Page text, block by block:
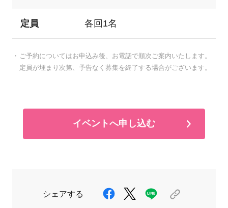
定員 各回1名
ご予約についてはお申込み後、お電話で順次ご案内いたします。
定員が埋まり次第、予告なく募集を終了する場合がございます。
イベントへ申し込む
シェアする